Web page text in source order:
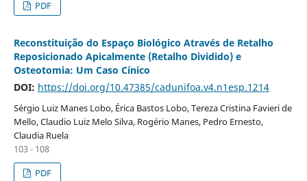
PDF
Reconstituição do Espaço Biológico Através de Retalho
Reposicionado Apicalmente (Retalho Dividido) e
Osteotomia: Um Caso Cínico
DOI: https://doi.org/10.47385/cadunifoa.v4.n1esp.1214
Sérgio Luiz Manes Lobo, Érica Bastos Lobo, Tereza Cristina Favieri de
Mello, Claudio Luiz Melo Silva, Rogério Manes, Pedro Ernesto,
Claudia Ruela
103 - 108
PDF